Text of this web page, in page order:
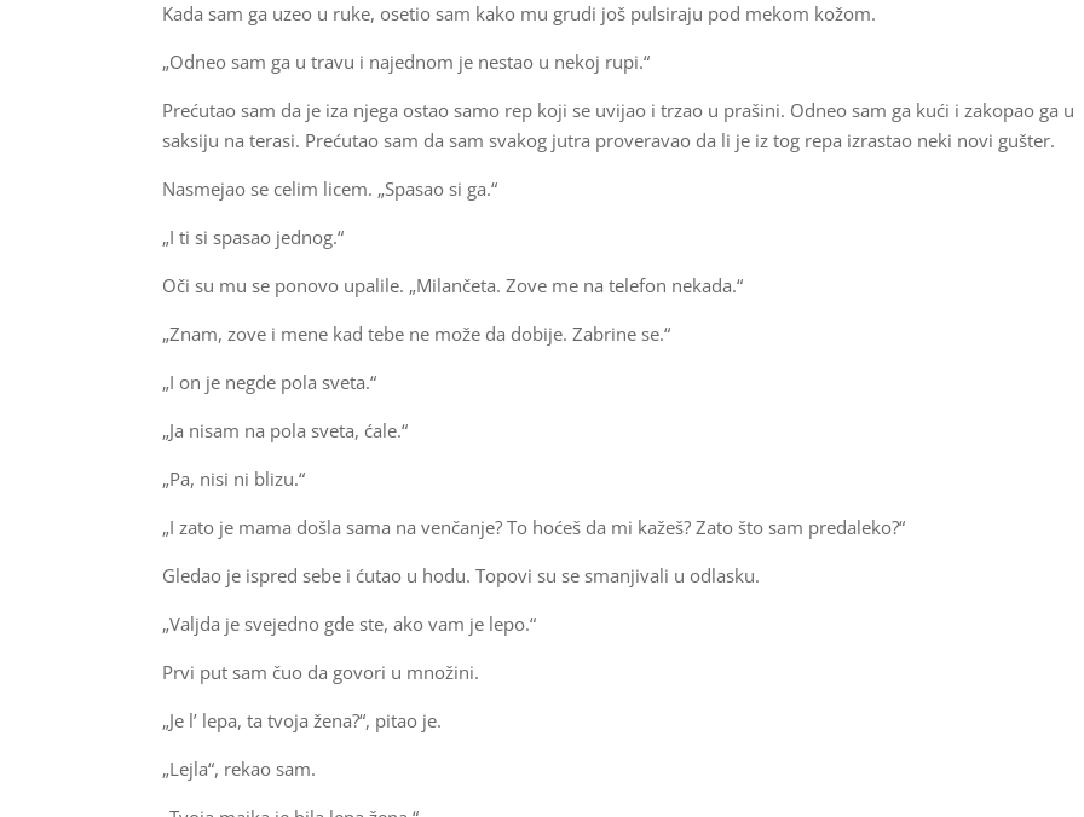
Kada sam ga uzeo u ruke, osetio sam kako mu grudi još pulsiraju pod mekom kožom.
„Odneo sam ga u travu i najednom je nestao u nekoj rupi.“
Prećutao sam da je iza njega ostao samo rep koji se uvijao i trzao u prašini. Odneo sam ga kući i zakopao ga u
saksiju na terasi. Prećutao sam da sam svakog jutra proveravao da li je iz tog repa izrastao neki novi gušter.
Nasmejao se celim licem. „Spasao si ga.“
„I ti si spasao jednog.“
Oči su mu se ponovo upalile. „Milančeta. Zove me na telefon nekada.“
„Znam, zove i mene kad tebe ne može da dobije. Zabrine se.“
„I on je negde pola sveta.“
„Ja nisam na pola sveta, ćale.“
„Pa, nisi ni blizu.“
„I zato je mama došla sama na venčanje? To hoćeš da mi kažeš? Zato što sam predaleko?“
Gledao je ispred sebe i ćutao u hodu. Topovi su se smanjivali u odlasku.
„Valjda je svejedno gde ste, ako vam je lepo.“
Prvi put sam čuo da govori u množini.
„Je l’ lepa, ta tvoja žena?“, pitao je.
„Lejla“, rekao sam.